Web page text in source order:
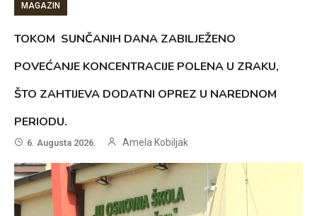
MAGAZIN
TOKOM SUNČANIH DANA ZABILJEŽENO
POVEĆANJE KONCENTRACIJE POLENA U ZRAKU,
ŠTO ZAHTIJEVA DODATNI OPREZ U NAREDNOM
PERIODU.
6. Augusta 2026. Amela Kobiljak